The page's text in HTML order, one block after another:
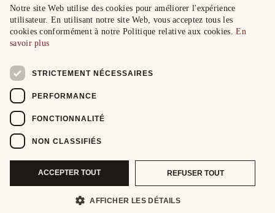
Notre site Web utilise des cookies pour améliorer l'expérience
utilisateur. En utilisant notre site Web, vous acceptez tous les
cookies conformément à notre Politique relative aux cookies.En
savoir plus
STRICTEMENT NÉCESSAIRES
PERFORMANCE
FONCTIONNALITÉ
NON CLASSIFIÉS
ACCEPTER TOUT REFUSER TOUT
AFFICHER LES DÉTAILS